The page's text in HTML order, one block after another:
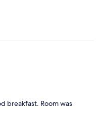
breakfast. Room was